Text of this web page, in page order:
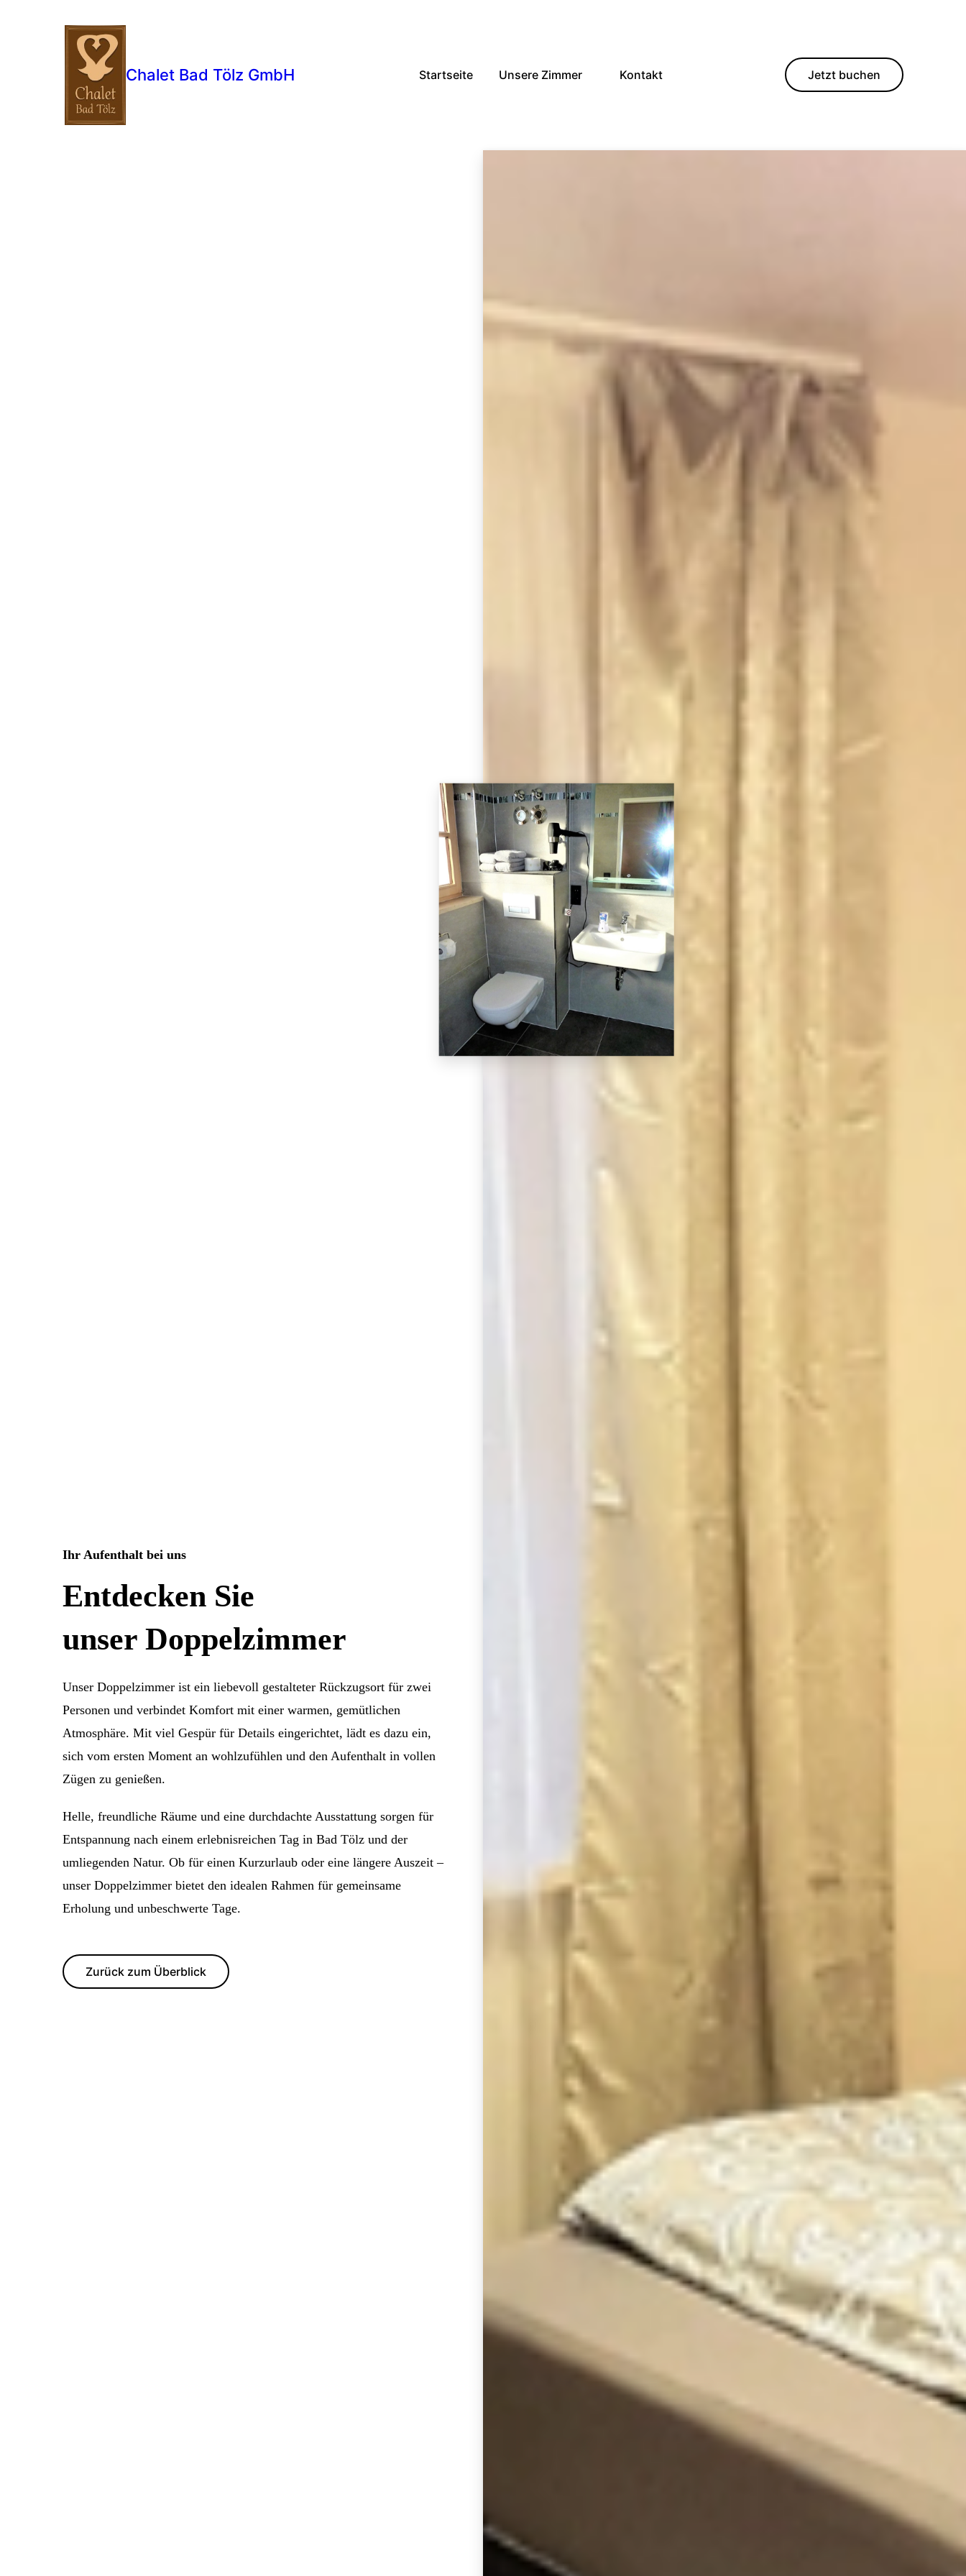
Chalet Bad Tölz GmbH Startseite Unsere Zimmer Kontakt Jetzt buchen
Ihr Aufenthalt bei uns
Entdecken Sie
unser Doppelzimmer
Unser Doppelzimmer ist ein liebevoll gestalteter Rückzugsort für zwei
Personen und verbindet Komfort mit einer warmen, gemütlichen
Atmosphäre. Mit viel Gespür für Details eingerichtet, lädt es dazu ein,
sich vom ersten Moment an wohlzufühlen und den Aufenthalt in vollen
Zügen zu genießen.
Helle, freundliche Räume und eine durchdachte Ausstattung sorgen für
Entspannung nach einem erlebnisreichen Tag in Bad Tölz und der
umliegenden Natur. Ob für einen Kurzurlaub oder eine längere Auszeit –
unser Doppelzimmer bietet den idealen Rahmen für gemeinsame
Erholung und unbeschwerte Tage.
Zurück zum Überblick